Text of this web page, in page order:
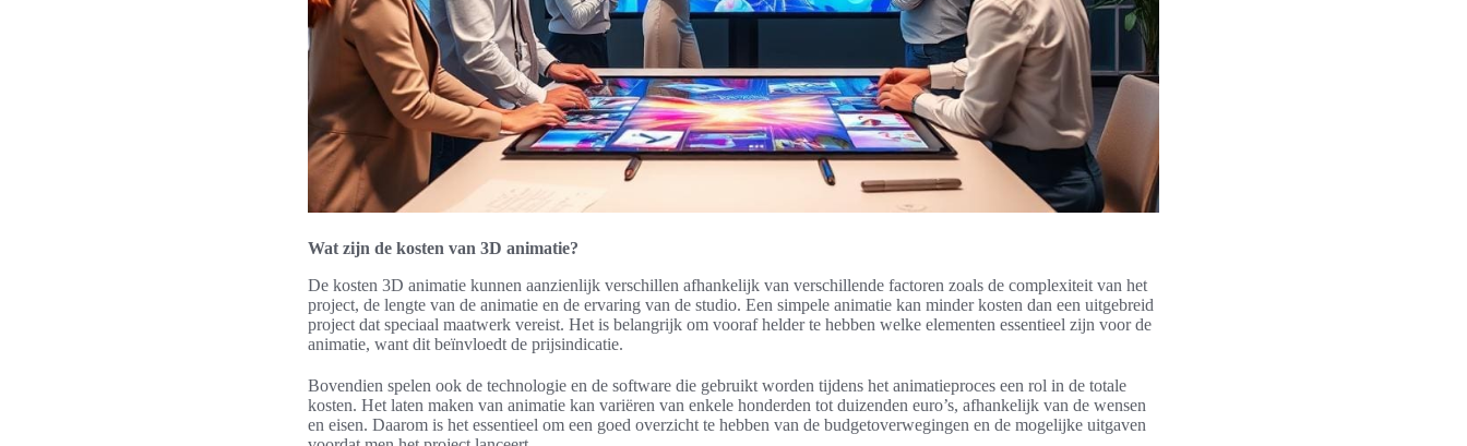
Wat zijn de kosten van 3D animatie?
De kosten 3D animatie kunnen aanzienlijk verschillen afhankelijk van verschillende factoren zoals de complexiteit van het
project, de lengte van de animatie en de ervaring van de studio. Een simpele animatie kan minder kosten dan een uitgebreid
project dat speciaal maatwerk vereist. Het is belangrijk om vooraf helder te hebben welke elementen essentieel zijn voor de
animatie, want dit beïnvloedt de prijsindicatie.
Bovendien spelen ook de technologie en de software die gebruikt worden tijdens het animatieproces een rol in de totale
kosten. Het laten maken van animatie kan variëren van enkele honderden tot duizenden euro’s, afhankelijk van de wensen
en eisen. Daarom is het essentieel om een goed overzicht te hebben van de budgetoverwegingen en de mogelijke uitgaven